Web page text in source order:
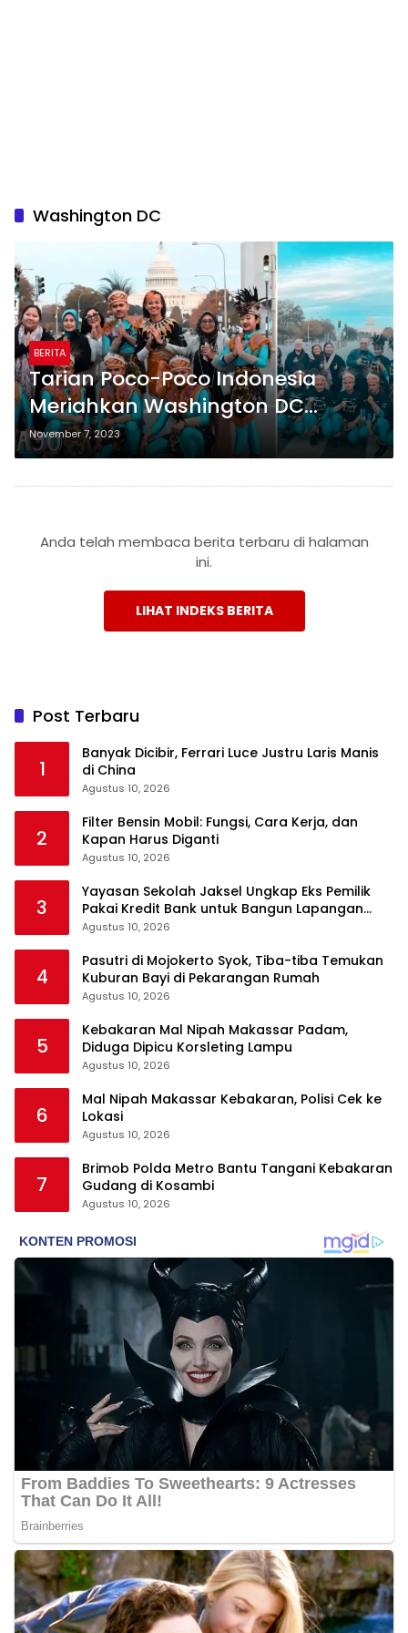
Washington DC
BERITA
Tarian Poco-Poco Indonesia
Meriahkan Washington DC
Amerika Serikat
November 7, 2023
Anda telah membaca berita terbaru di halaman
ini.
LIHAT INDEKS BERITA
Post Terbaru
1
Banyak Dicibir, Ferrari Luce Justru Laris Manis
di China
Agustus 10, 2026
2
Filter Bensin Mobil: Fungsi, Cara Kerja, dan
Kapan Harus Diganti
Agustus 10, 2026
3
Yayasan Sekolah Jaksel Ungkap Eks Pemilik
Pakai Kredit Bank untuk Bangun Lapangan
Padel
Agustus 10, 2026
4
Pasutri di Mojokerto Syok, Tiba-tiba Temukan
Kuburan Bayi di Pekarangan Rumah
Agustus 10, 2026
5
Kebakaran Mal Nipah Makassar Padam,
Diduga Dipicu Korsleting Lampu
Agustus 10, 2026
6
Mal Nipah Makassar Kebakaran, Polisi Cek ke
Lokasi
Agustus 10, 2026
7
Brimob Polda Metro Bantu Tangani Kebakaran
Gudang di Kosambi
Agustus 10, 2026